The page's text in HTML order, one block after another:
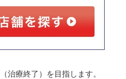
治療終了）を目指します。